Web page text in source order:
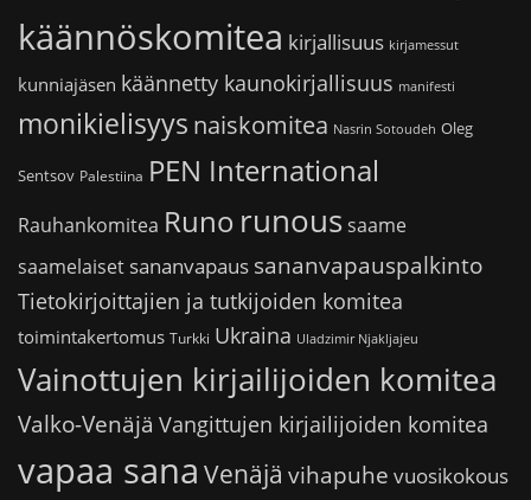
käännöskomitea kirjallisuus kirjamessut
kunniajäsen käännetty kaunokirjallisuus manifesti
monikielisyys naiskomitea Nasrin Sotoudeh Oleg
Sentsov Palestiina PEN International
Rauhankomitea Runo runoussaame
saamelaiset sananvapaus sananvapauspalkinto
Tietokirjoittajien ja tutkijoiden komitea
toimintakertomus Turkki Ukraina Uladzimir Njakljajeu
Vainottujen kirjailijoiden komitea
Valko-Venäjä Vangittujen kirjailijoiden komitea
vapaa sana Venäjä vihapuhe vuosikokous